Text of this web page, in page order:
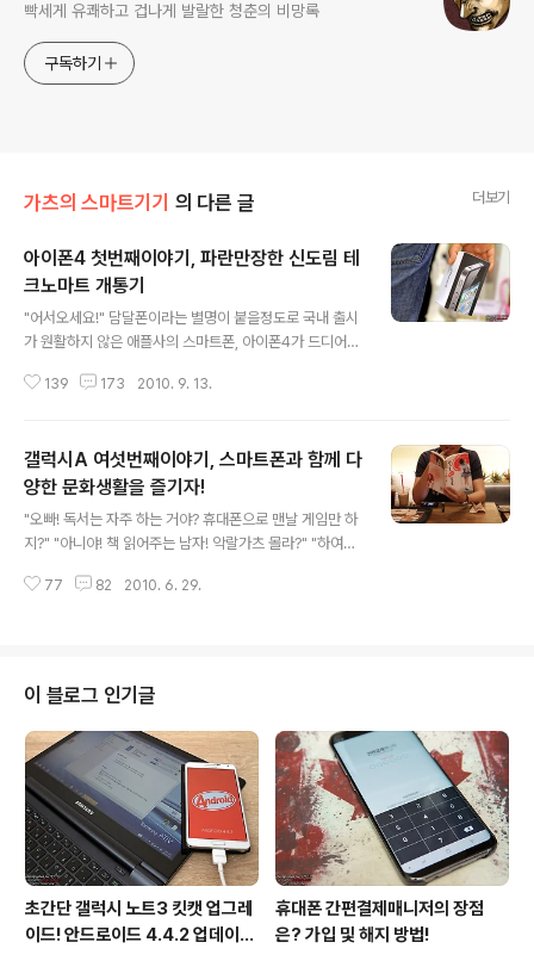
빡세게 유쾌하고 겁나게 발랄한 청춘의 비망록
구독하기
가츠의 스마트기기 의 다른 글 더보기
아이폰4 첫번째이야기, 파란만장한 신도림 테
크노마트 개통기
"어서오세요!" 담달폰이라는 별명이 붙을정도로 국내 출시
가 원활하지 않은 애플사의 스마트폰, 아이폰4가 드디어
를 가볍게 넘긴 아이폰4는 기존의 아이폰 시리즈의 영광을
를 이용하고 있었는데, 이번에는 애플 아이폰4를 이용해보
기로 하였다. 예약 당일, 밤을 꼬박 새고는 꼭두새벽부터 홈
페이지에서 새로고침을 연신 클릭하며 1차 예약자가 되기
위해 발버둥쳤지만, 결국 4차 예약자로 만족하여야만 했
다. 그나마 1차 예약자와 하루 차이로 아이폰4를 수령받을
수 있게 되어서 만족한다. "여보세요!" "가츠씨! 아이폰4 개
139 173 2010. 9. 13.
갤럭시A 여섯번째이야기, 스마트폰과 함께 다
양한 문화생활을 즐기자!
"오빠! 독서는 자주 하는 거야? 휴대폰으로 맨날 게임만 하
지?" "아니야! 책 읽어주는 남자! 악랄가츠 몰라?" "하여간
권의 책을 읽는가? 대한민국의 출판시장은 그 어느 때보다
지는 거 같다. 하지만 얼마전부터 출판시장의 판도가 바뀌
고 있다. 출판사마다 e북을 내놓기 시작하였고, 기업들도
e북을 볼 수있는 제품을 속속 출시하고 있다. "스마트폰도
예외가 아니야!" "교보문고에서 만든 e북 어플!" 스마트폰
에서도 e북의 성장세가 무섭다. 기존의 책 대신 항상..
77 82 2010. 6. 29.
이 블로그 인기글
초간단 갤럭시 노트3 킷캣 업그레
이드! 안드로이드 4.4.2 업데이트
휴대폰 간편결제매니저의 장점
은? 가입 및 해지 방법!